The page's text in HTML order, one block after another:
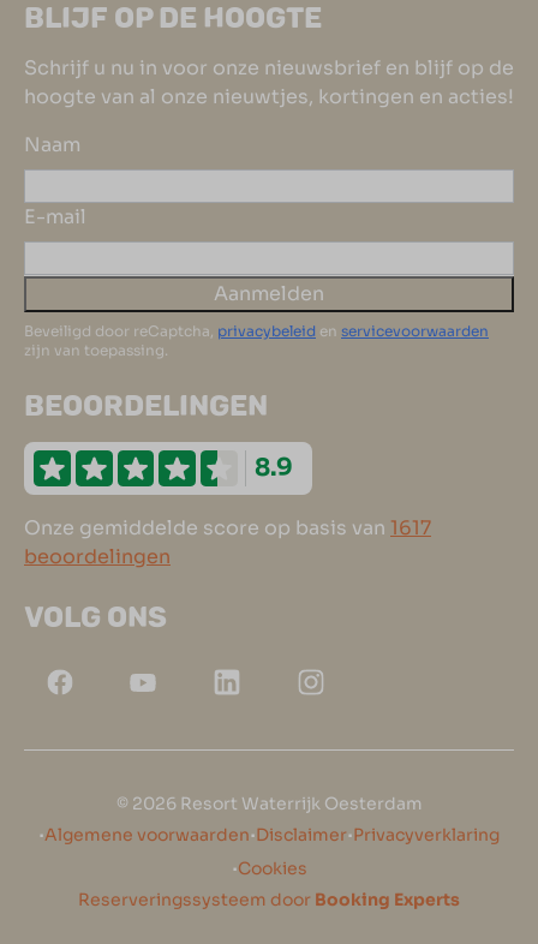
BLIJF OP DE HOOGTE
Schrijf u nu in voor onze nieuwsbrief en blijf op de
hoogte van al onze nieuwtjes, kortingen en acties!
Naam
E-mail
Aanmelden
Beveiligd door reCaptcha, privacybeleid en servicevoorwaarden
zijn van toepassing.
BEOORDELINGEN
8.9
Onze gemiddelde score op basis van 1617
beoordelingen
VOLG ONS
© 2026 Resort Waterrijk Oesterdam
·Algemene voorwaarden·Disclaimer·Privacyverklaring
·Cookies
Reserveringssysteem door Booking Experts